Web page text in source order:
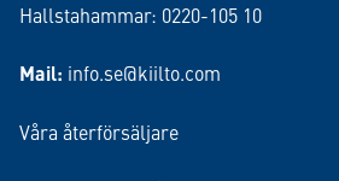
Hallstahammar: 0220-105 10
Mail: info.se@kiilto.com
Våra återförsäljare